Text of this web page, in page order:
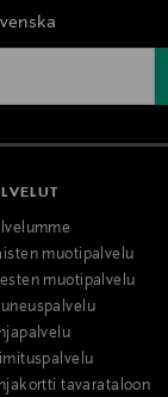
muotipalvelu
muotipalvelu
tavarataloon